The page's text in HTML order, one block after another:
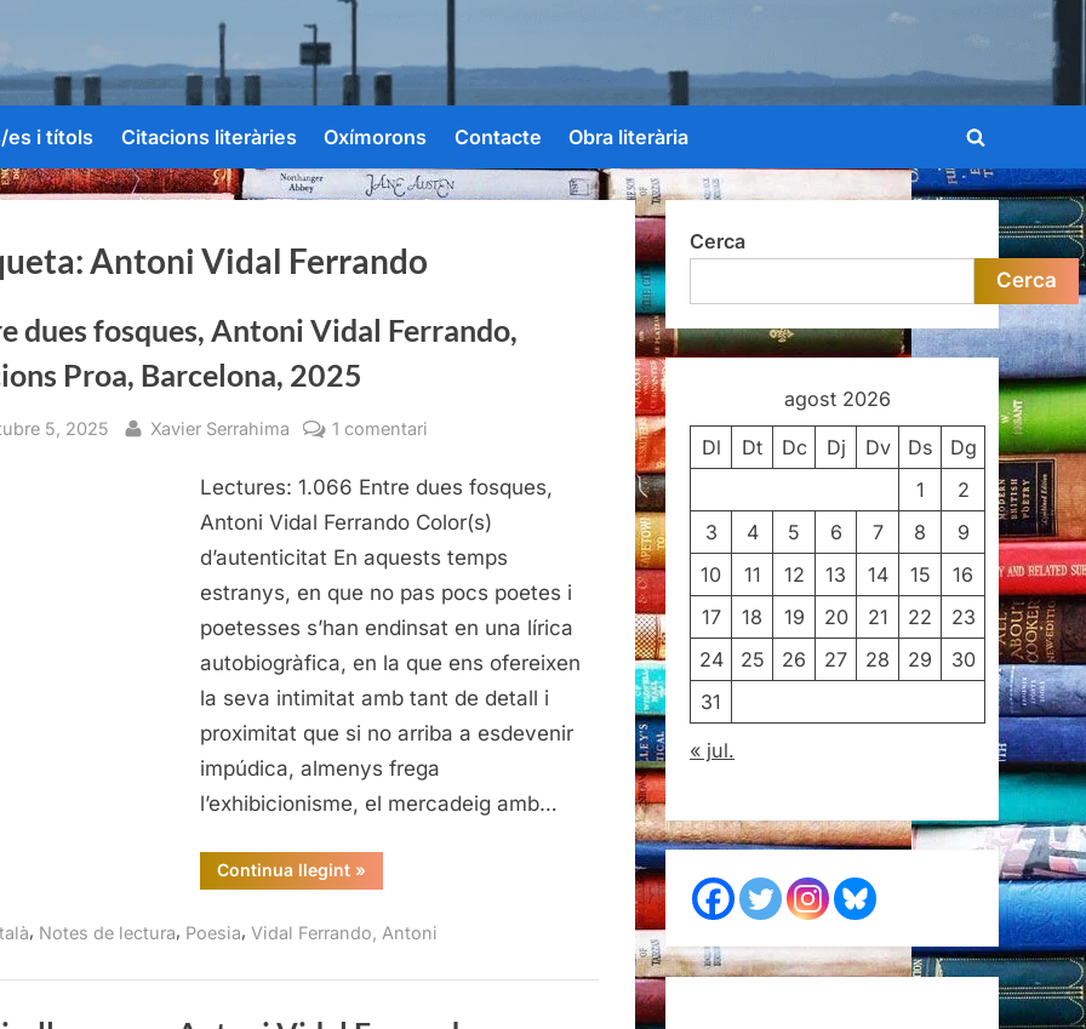
es i títols Citacions literàries Oxímorons Contacte Obra literària
Toggle
search
form
Antoni Vidal Ferrando
dues fosques, Antoni Vidal Ferrando,
Proa, Barcelona, 2025
5, 2025 By
Xavier Serrahima 1 comentari
dues
fosques,
Antoni
Ferrando,
Edicions
Proa,
Barcelona,
2025
Lectures: 1.066 Entre dues fosques,
Antoni Vidal Ferrando Color(s)
d’autenticitat En aquests temps
estranys, en que no pas pocs poetes i
poetesses s’han endinsat en una lírica
autobiogràfica, en la que ens ofereixen
la seva intimitat amb tant de detall i
proximitat que si no arriba a esdevenir
impúdica, almenys frega
l’exhibicionisme, el mercadeig amb…
Continua llegint“Entre
dues
Vidal
Proa,
2025”
»
, Notes de lectura, Poesia, Vidal Ferrando, Antoni
Cerca
Cerca
agost 2026
Dl Dt Dc Dj Dv Ds
Dg
1
2
3
4 5 6 7 8
9
10
11 12 13 14 15
16
17
18 19 20 21 22
23
24
25 26 27 28 29
30
31
« jul.